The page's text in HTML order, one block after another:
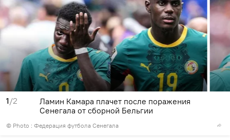
1/2
© Photo : Федерация футбола Сенегала
Ламин Камара плачет после поражения
Сенегала от сборной Бельгии